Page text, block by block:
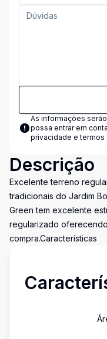
As informações
possa entrar em
privacidade e termos
Descrição
Excelente terreno
tradicionais do Jardim
Green tem excelente
regularizado
compra.Características